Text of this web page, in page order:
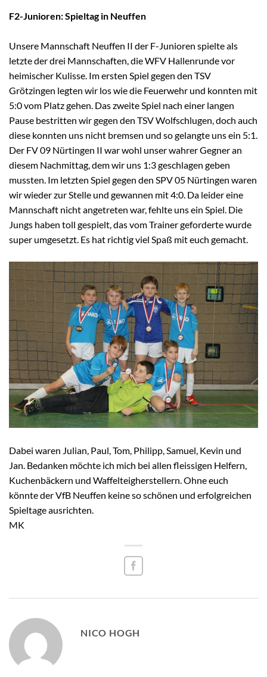
F2-Junioren: Spieltag in Neuffen
Unsere Mannschaft Neuffen II der F-Junioren spielte als
letzte der drei Mannschaften, die WFV Hallenrunde vor
heimischer Kulisse. Im ersten Spiel gegen den TSV
Grötzingen legten wir los wie die Feuerwehr und konnten mit
5:0 vom Platz gehen. Das zweite Spiel nach einer langen
Pause bestritten wir gegen den TSV Wolfschlugen, doch auch
diese konnten uns nicht bremsen und so gelangte uns ein 5:1.
Der FV 09 Nürtingen II war wohl unser wahrer Gegner an
diesem Nachmittag, dem wir uns 1:3 geschlagen geben
mussten. Im letzten Spiel gegen den SPV 05 Nürtingen waren
wir wieder zur Stelle und gewannen mit 4:0. Da leider eine
Mannschaft nicht angetreten war, fehlte uns ein Spiel. Die
Jungs haben toll gespielt, das vom Trainer geforderte wurde
super umgesetzt. Es hat richtig viel Spaß mit euch gemacht.
Dabei waren Julian, Paul, Tom, Philipp, Samuel, Kevin und
Jan. Bedanken möchte ich mich bei allen fleissigen Helfern,
Kuchenbäckern und Waffelteigherstellern. Ohne euch
könnte der VfB Neuffen keine so schönen und erfolgreichen
Spieltage ausrichten.
MK
NICO HOGH